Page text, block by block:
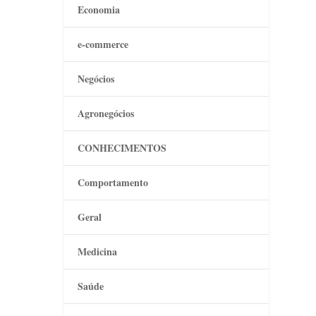
Economia
e-commerce
Negócios
Agronegócios
CONHECIMENTOS
Comportamento
Geral
Medicina
Saúde